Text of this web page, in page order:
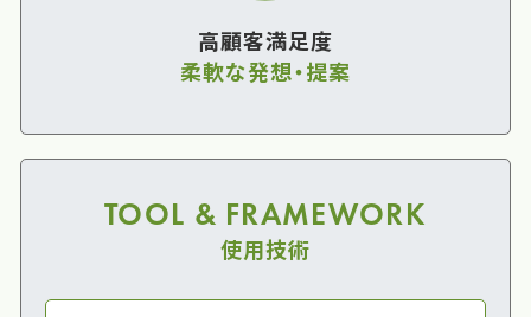
高顧客満足度
柔軟な発想・提案
TOOL & FRAMEWORK
使用技術